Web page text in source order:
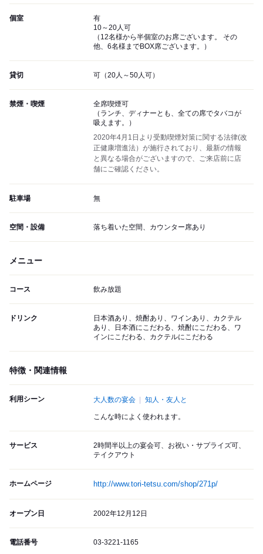
個室
有
10～20人可
（12名様から半個室のお席ございます。 その
他、6名様までBOX席ございます。）
貸切 可（20人～50人可）
禁煙・喫煙
全席喫煙可
（ランチ、ディナーとも、全ての席でタバコが
吸えます。）
2020年4月1日より受動喫煙対策に関する法律(改
正健康増進法）が施行されており、最新の情報
と異なる場合がございますので、ご来店前に店
舗にご確認ください。
駐車場 無
空間・設備 落ち着いた空間、カウンター席あり
メニュー
コース 飲み放題
ドリンク
日本酒あり、焼酎あり、ワインあり、カクテル
あり、日本酒にこだわる、焼酎にこだわる、ワ
インにこだわる、カクテルにこだわる
特徴・関連情報
利用シーン 大人数の宴会 知人・友人と
こんな時によく使われます。
サービス
2時間半以上の宴会可、お祝い・サプライズ可、
テイクアウト
ホームページ http://www.tori-tetsu.com/shop/271p/
オープン日 2002年12月12日
電話番号 03-3221-1165